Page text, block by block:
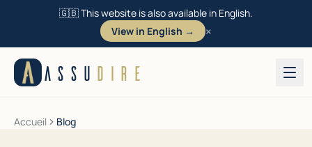
🇬🇧 This website is also available in English.
View in English →
×
Aller au contenu
ASSU DIRE
Accueil Blog